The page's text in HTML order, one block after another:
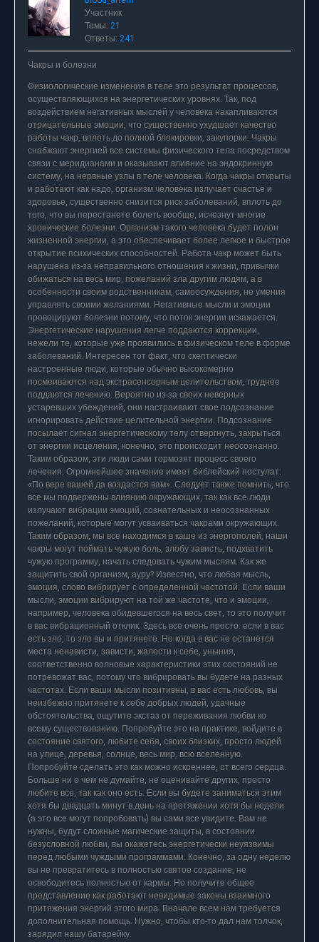
Участник
Темы: 21
Ответы: 241
Чакры и болезни
Физиологические изменения в теле это результат процессов,
осуществляющихся на энергетических уровнях. Так, под
воздействием негативных мыслей у человека накапливаются
отрицательные эмоции, что существенно ухудшает качество
работы чакр, вплоть до полной блокировки, закупорки. Чакры
снабжают энергией все системы физического тела посредством
связи с меридианами и оказывают влияние на эндокринную
систему, на нервные узлы в теле человека. Когда чакры открыты
и работают как надо, организм человека излучает счастье и
здоровье, существенно снизится риск заболеваний, вплоть до
того, что вы перестанете болеть вообще, исчезнут многие
хронические болезни. Организм такого человека будет полон
жизненной энергии, а это обеспечивает более легкое и быстрое
открытие психических способностей. Работа чакр может быть
нарушена из-за неправильного отношения к жизни, привычки
обижаться на весь мир, пожеланий зла другим людям, а в
особенности своим родственникам, самоосуждения, не умения
управлять своими желаниями. Негативные мысли и эмоции
провоцируют болезни потому, что поток энергии искажается.
Энергетические нарушения легче поддаются коррекции,
нежели те, которые уже проявились в физическом теле в форме
заболеваний. Интересен тот факт, что скептически
настроенные люди, которые обычно высокомерно
посмеиваются над экстрасенсорным целительством, труднее
поддаются лечению. Вероятно из-за своих неверных
устаревших убеждений, они настраивают свое подсознание
игнорировать действие целительной энергии. Подсознание
посылает сигнал энергетическому телу отвергнуть, закрыться
от энергии исцеления, конечно, это происходит неосознанно.
Таким образом, эти люди сами тормозят процесс своего
лечения. Огромнейшее значение имеет библейский постулат:
«По вере вашей да воздастся вам». Следует также помнить, что
все мы подвержены влиянию окружающих, так как все люди
излучают вибрации эмоций, сознательных и неосознанных
пожеланий, которые могут усваиваться чакрами окружающих.
Таким образом, мы все находимся в каше из энергополей, наши
чакры могут поймать чужую боль, злобу зависть, подхватить
чужую программу, начать следовать чужим мыслям. Как же
защитить свой организм, ауру? Известно, что любая мысль,
эмоция, слово вибрирует с определенной частотой. Если ваши
мысли, эмоции вибрируют на той же частоте, что и эмоции,
например, человека обидевшегося на весь свет, то это получит
в вас вибрационный отклик. Здесь все очень просто: если в вас
есть зло, то зло вы и притянете. Но когда в вас не останется
места ненависти, зависти, жалости к себе, уныния,
соответственно волновые характеристики этих состояний не
потревожат вас, потому что вибрировать вы будете на разных
частотах. Если ваши мысли позитивны, в вас есть любовь, вы
неизбежно притянете к себе добрых людей, удачные
обстоятельства, ощутите экстаз от переживания любви ко
всему существованию. Попробуйте это на практике, войдите в
состояние святого, любите себя, своих близких, просто людей
на улице, деревья, солнце, весь мир, всю вселенную.
Попробуйте сделать это как можно искреннее, от всего сердца.
Больше ни о чем не думайте, не оценивайте других, просто
любите все, так как оно есть. Если вы будете заниматься этим
хотя бы двадцать минут в день на протяжении хотя бы недели
(а это все могут попробовать) вы сами все увидите. Вам не
нужны, будут сложные магические защиты, в состоянии
безусловной любви, вы окажетесь энергетически неуязвимы
перед любыми чуждыми программами. Конечно, за одну неделю
вы не превратитесь в полностью святое создание, не
освободитесь полностью от кармы. Но получите общее
представление как работают невидимые законы взаимного
притяжения энергий этого мира. Вначале всем нам требуется
дополнительная помощь. Нужно, чтобы кто-то дал нам толчок,
зарядил нашу батарейку.